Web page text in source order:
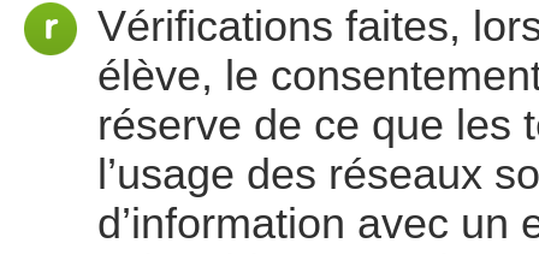
Vérifications faites,
élève, le
réserve de ce que les
l’usage des réseaux
d’information avec un